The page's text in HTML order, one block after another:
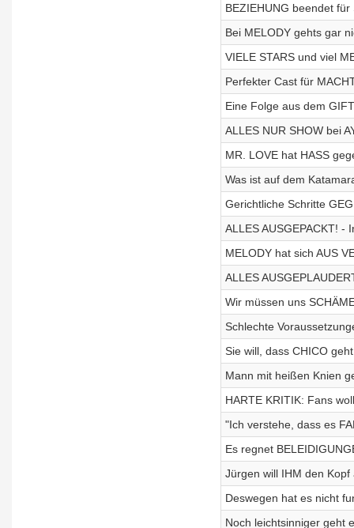
BEZIEHUNG beendet
Bei MELODY gehts gar
VIELE STARS und viel
Perfekter Cast für
Eine Folge aus dem
ALLES NUR SHOW bei
MR. LOVE hat HASS
Was ist auf dem
Gerichtliche Schritte
ALLES AUSGEPACKT! -
MELODY hat sich AUS
ALLES
Wir müssen uns
Schlechte
Sie will, dass CHICO
Mann mit heißen Knien
HARTE KRITIK: Fans
"Ich verstehe, dass es
Es regnet
Jürgen will IHM den
Deswegen hat es nicht
Noch leichtsinniger geht